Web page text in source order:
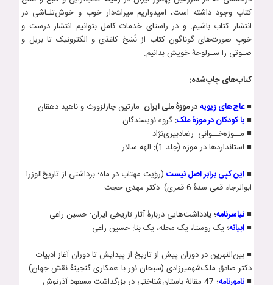
کتاب وجود داشته است، امیدواریم میراث‌دار خوب و خوش‌تلـاشی در
انتشار کتاب باشیم. و در راستای خدمات کامل بتوانیم انتشار درست و
خوبِ صورت‌های گوناگون کتاب از نُسَخ کاغذی و الکترونیک تا بریل و
صـوتی را سـرلوحۀ خویش بدانیم.
کتاب‌های چاپ‌شده:
■عاج‌های زيويهدر موزۀ ملی ايران: مارتين چارلزورث و ناهيد دهقان
■با کودکان در موزۀ ملک: گروه نویسندگان
■ مــوزه‌خــوانی: رضادبیری­‌نژاد
■ استانداردها در موزه (جلد 1): الهه سالار
■این کپی برابر اصل نیست(رؤیت مهتاب در ماه؛ برداشتی از تاریخ­‌الوزرا
ابوالرجاء قمی سدۀ 6 قمری): دکتر مهدی حجت
■نياسرنامه؛ يادداشت‌هايی دربارۀ آثار تاريخی ايران: حسين راعی
■ابيانه؛ يک روستا، يک محله، يک بنا: حسين راعی
■ بين‌النهرين در دوران پيش از تاريخ از پيدايش تا دوران آغاز ادبيات:
دکتر صادق ملک‌شهميرزادی (سبحان نور با همکاری گنجینۀ نقش جهان)
■نامورنامه
؛ 47 مقالۀ باستان‌شناختی در بزرگداشت مسعود آذرنوش: